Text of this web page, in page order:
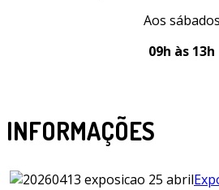
Aos sábados
09h às 13h
INFORMAÇÕES